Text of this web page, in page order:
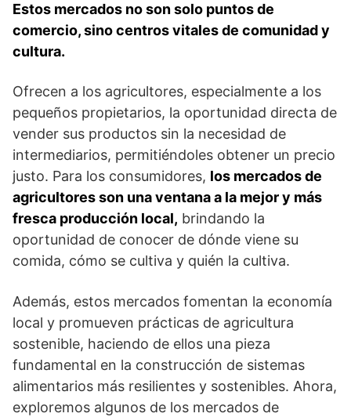
Estos mercados no son solo puntos de
comercio, sino centros vitales de comunidad y
cultura.
Ofrecen a los agricultores, especialmente a los
pequeños propietarios, la oportunidad directa de
vender sus productos sin la necesidad de
intermediarios, permitiéndoles obtener un precio
justo. Para los consumidores, los mercados de
agricultores son una ventana a la mejor y más
fresca producción local, brindando la
oportunidad de conocer de dónde viene su
comida, cómo se cultiva y quién la cultiva.
Además, estos mercados fomentan la economía
local y promueven prácticas de agricultura
sostenible, haciendo de ellos una pieza
fundamental en la construcción de sistemas
alimentarios más resilientes y sostenibles. Ahora,
exploremos algunos de los mercados de